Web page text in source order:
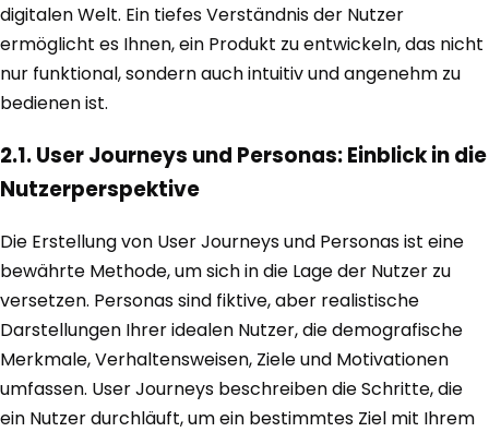
digitalen Welt. Ein tiefes Verständnis der Nutzer
ermöglicht es Ihnen, ein Produkt zu entwickeln, das nicht
nur funktional, sondern auch intuitiv und angenehm zu
bedienen ist.
2.1. User Journeys und Personas: Einblick in die
Nutzerperspektive
Die Erstellung von User Journeys und Personas ist eine
bewährte Methode, um sich in die Lage der Nutzer zu
versetzen. Personas sind fiktive, aber realistische
Darstellungen Ihrer idealen Nutzer, die demografische
Merkmale, Verhaltensweisen, Ziele und Motivationen
umfassen. User Journeys beschreiben die Schritte, die
ein Nutzer durchläuft, um ein bestimmtes Ziel mit Ihrem